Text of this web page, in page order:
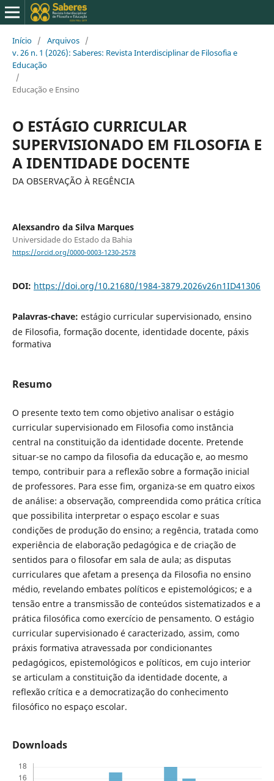
Início / Arquivos /
v. 26 n. 1 (2026): Saberes: Revista Interdisciplinar de Filosofia e
Educação
/
Educação e Ensino
O ESTÁGIO CURRICULAR
SUPERVISIONADO EM FILOSOFIA E
A IDENTIDADE DOCENTE
DA OBSERVAÇÃO À REGÊNCIA
Alexsandro da Silva Marques
Universidade do Estado da Bahia
https://orcid.org/0000-0003-1230-2578
DOI: https://doi.org/10.21680/1984-3879.2026v26n1ID41306
Palavras-chave: estágio curricular supervisionado, ensino
de Filosofia, formação docente, identidade docente, páxis
formativa
Resumo
O presente texto tem como objetivo analisar o estágio
curricular supervisionado em Filosofia como instância
central na constituição da identidade docente. Pretende
situar-se no campo da filosofia da educação e, ao mesmo
tempo, contribuir para a reflexão sobre a formação inicial
de professores. Para esse fim, organiza-se em quatro eixos
de análise: a observação, compreendida como prática crítica
que possibilita interpretar o espaço escolar e suas
condições de produção do ensino; a regência, tratada como
experiência de elaboração pedagógica e de criação de
sentidos para o filosofar em sala de aula; as disputas
curriculares que afetam a presença da Filosofia no ensino
médio, revelando embates políticos e epistemológicos; e a
tensão entre a transmissão de conteúdos sistematizados e a
prática filosófica como exercício de pensamento. O estágio
curricular supervisionado é caracterizado, assim, como
práxis formativa atravessada por condicionantes
pedagógicos, epistemológicos e políticos, em cujo interior
se articulam a constituição da identidade docente, a
reflexão crítica e a democratização do conhecimento
filosófico no espaço escolar.
Downloads